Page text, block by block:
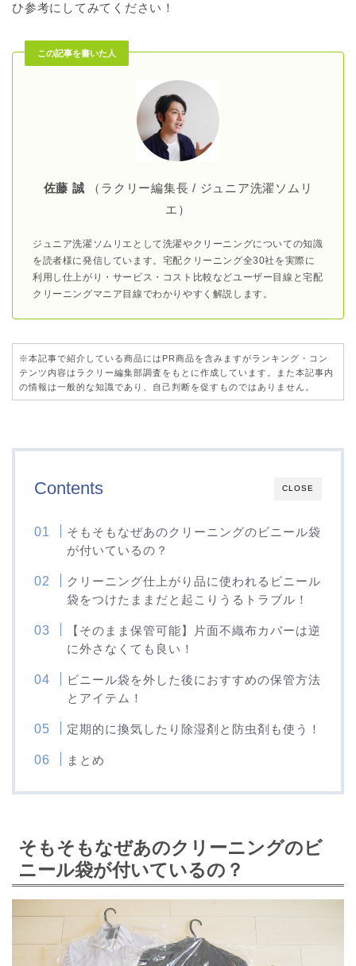
ひ参考にしてみてください！
この記事を書いた人
佐藤 誠
（ラクリー編集長 / ジュニア洗濯ソムリ
エ）
ジュニア洗濯ソムリエとして洗濯やクリーニングについての知識
を読者様に発信しています。宅配クリーニング全30社を実際に
利用し仕上がり・サービス・コスト比較などユーザー目線と宅配
クリーニングマニア目線でわかりやすく解説します。
※本記事で紹介している商品にはPR商品を含みますがランキング・コン
テンツ内容はラクリー編集部調査をもとに作成しています。また本記事内
の情報は一般的な知識であり、自己判断を促すものではありません。
CLOSE
Contents
そもそもなぜあのクリーニングのビニール袋
が付いているの？
クリーニング仕上がり品に使われるビニール
袋をつけたままだと起こりうるトラブル！
【そのまま保管可能】片面不織布カバーは逆
に外さなくても良い！
ビニール袋を外した後におすすめの保管方法
とアイテム！
定期的に換気したり除湿剤と防虫剤も使う！
まとめ
そもそもなぜあのクリーニングのビ
ニール袋が付いているの？